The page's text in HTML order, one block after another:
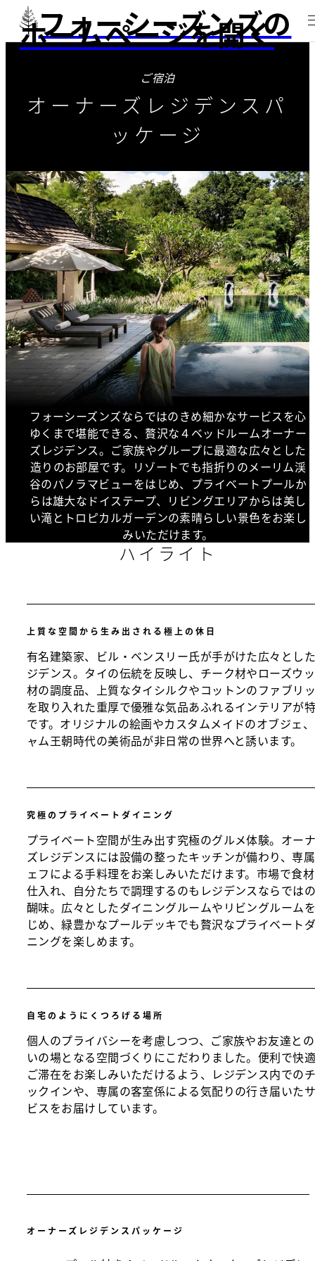
フォーシーズンズの
ホームページを開く
ご宿泊
オーナーズレジデンスパ
ッケージ
フォーシーズンズならではのきめ細かなサービスを心
ゆくまで堪能できる、贅沢な４ベッドルームオーナー
ズレジデンス。ご家族やグループに最適な広々とした
造りのお部屋です。リゾートでも指折りのメーリム渓
谷のパノラマビューをはじめ、プライベートプールか
らは雄大なドイステープ、リビングエリアからは美し
い滝とトロピカルガーデンの素晴らしい景色をお楽し
みいただけます。
ハイライト
上質な空間から生み出される極上の休日
有名建築家、ビル・ベンスリー氏が手がけた広々とし
ジデンス。タイの伝統を反映し、チーク材やローズウ
材の調度品、上質なタイシルクやコットンのファブリ
を取り入れた重厚で優雅な気品あふれるインテリアが
です。オリジナルの絵画やカスタムメイドのオブジェ
ャム王朝時代の美術品が非日常の世界へと誘います。
究極のプライベートダイニング
プライベート空間が生み出す究極のグルメ体験。オー
ズレジデンスには設備の整ったキッチンが備わり、専
ェフによる手料理をお楽しみいただけます。市場で食
仕入れ、自分たちで調理するのもレジデンスならでは
醐味。広々としたダイニングルームやリビングルーム
じめ、緑豊かなプールデッキでも贅沢なプライベート
ニングを楽しめます。
自宅のようにくつろげる場所
個人のプライバシーを考慮しつつ、ご家族やお友達と
いの場となる空間づくりにこだわりました。便利で快
ご滞在をお楽しみいただけるよう、レジデンス内での
ックインや、専属の客室係による気配りの行き届いた
ビスをお届けしています。
オーナーズレジデンスパッケージ